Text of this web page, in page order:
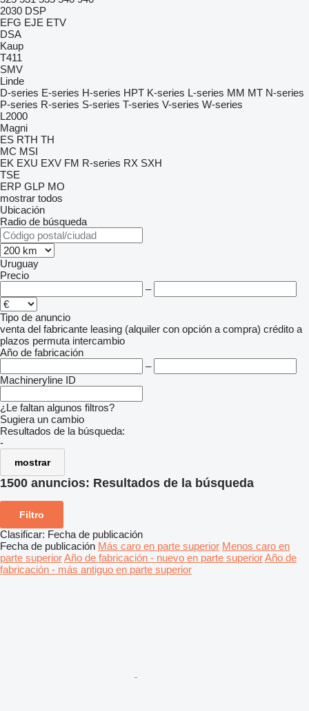
2030 DSP
EFG EJE ETV
DSA
Kaup
T411
SMV
Linde
D-series E-series H-series HPT K-series L-series MM MT N-series
P-series R-series S-series T-series V-series W-series
L2000
Magni
ES RTH TH
MC MSI
EK EXU EXV FM R-series RX SXH
TSE
ERP GLP MO
mostrar todos
Ubicación
Radio de búsqueda
Uruguay
Precio
–
Tipo de anuncio
venta del fabricante leasing (alquiler con opción a compra) crédito a
plazos permuta intercambio
Año de fabricación
–
Machineryline ID
¿Le faltan algunos filtros?
Sugiera un cambio
Resultados de la búsqueda:
-
mostrar
1500 anuncios: Resultados de la búsqueda
Filtro
Clasificar: Fecha de publicación
Fecha de publicación Más caro en parte superior Menos caro en
parte superiorAño de fabricación - nuevo en parte superiorAño de
fabricación - más antiguo en parte superior